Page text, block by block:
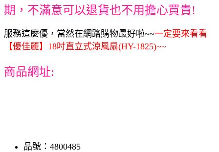
期，不滿意可以退貨也不用擔心買貴!
服務這麼優，當然在網路購物最好啦~~一定要來看看
【優佳麗】18吋直立式涼風扇(HY-1825)~~
商品網址:
品號：4800485